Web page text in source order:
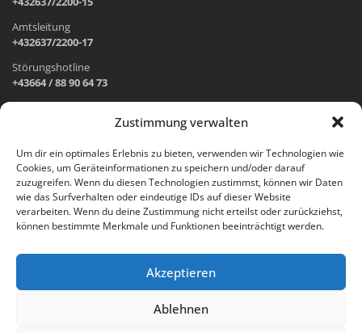
Zustimmung verwalten
Um dir ein optimales Erlebnis zu bieten, verwenden wir Technologien wie
Cookies, um Geräteinformationen zu speichern und/oder darauf
zuzugreifen. Wenn du diesen Technologien zustimmst, können wir Daten
wie das Surfverhalten oder eindeutige IDs auf dieser Website
verarbeiten. Wenn du deine Zustimmung nicht erteilst oder zurückziehst,
können bestimmte Merkmale und Funktionen beeinträchtigt werden.
Akzeptieren
Ablehnen
Amtsleitung
+432637/2200-17
Störungshotline
+43664 / 88 90 64 73
Wr. Neustädter Straße 1
2733 Grünbach am Schneeberg
Öffnungszeiten Gemeindeamt:
Montag: 8.00 – 12.00 Uhr und 14.00 – 18.00 Uhr
Freitag: 8.00 – 12.00 Uhr
Email: